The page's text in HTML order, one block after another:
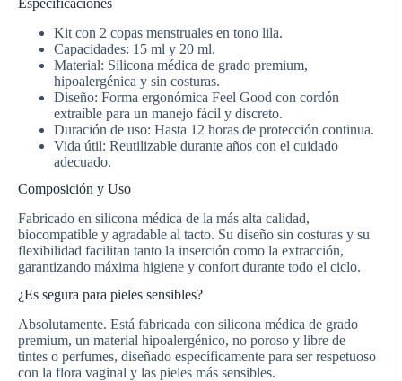
Kit con 2 copas menstruales en tono lila.
Capacidades: 15 ml y 20 ml.
Material: Silicona médica de grado premium,
hipoalergénica y sin costuras.
Diseño: Forma ergonómica Feel Good con cordón
extraíble para un manejo fácil y discreto.
Duración de uso: Hasta 12 horas de protección continua.
Vida útil: Reutilizable durante años con el cuidado
adecuado.
Composición y Uso
Fabricado en silicona médica de la más alta calidad,
biocompatible y agradable al tacto. Su diseño sin costuras y su
flexibilidad facilitan tanto la inserción como la extracción,
garantizando máxima higiene y confort durante todo el ciclo.
¿Es segura para pieles sensibles?
Absolutamente. Está fabricada con silicona médica de grado
premium, un material hipoalergénico, no poroso y libre de
tintes o perfumes, diseñado específicamente para ser respetuoso
con la flora vaginal y las pieles más sensibles.